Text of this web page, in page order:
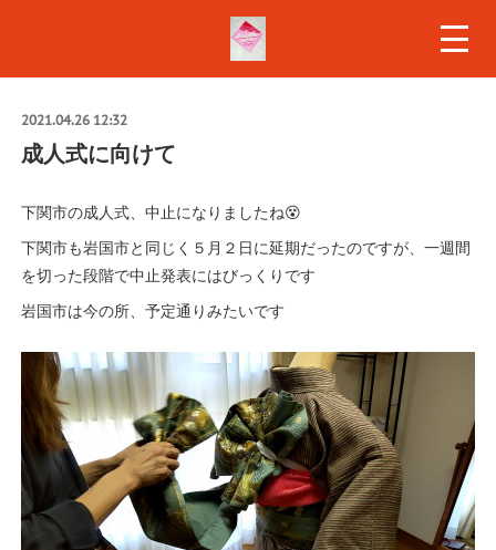
2021.04.26 12:32
成人式に向けて
下関市の成人式、中止になりましたね😵
下関市も岩国市と同じく５月２日に延期だったのですが、一週間
を切った段階で中止発表にはびっくりです
岩国市は今の所、予定通りみたいです